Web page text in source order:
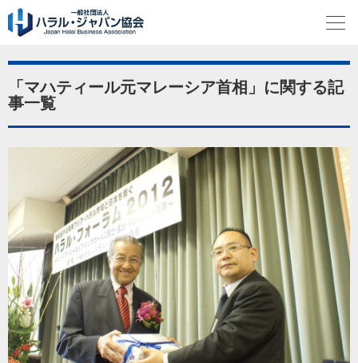
「マハティール元マレーシア首相」に関する記
事一覧